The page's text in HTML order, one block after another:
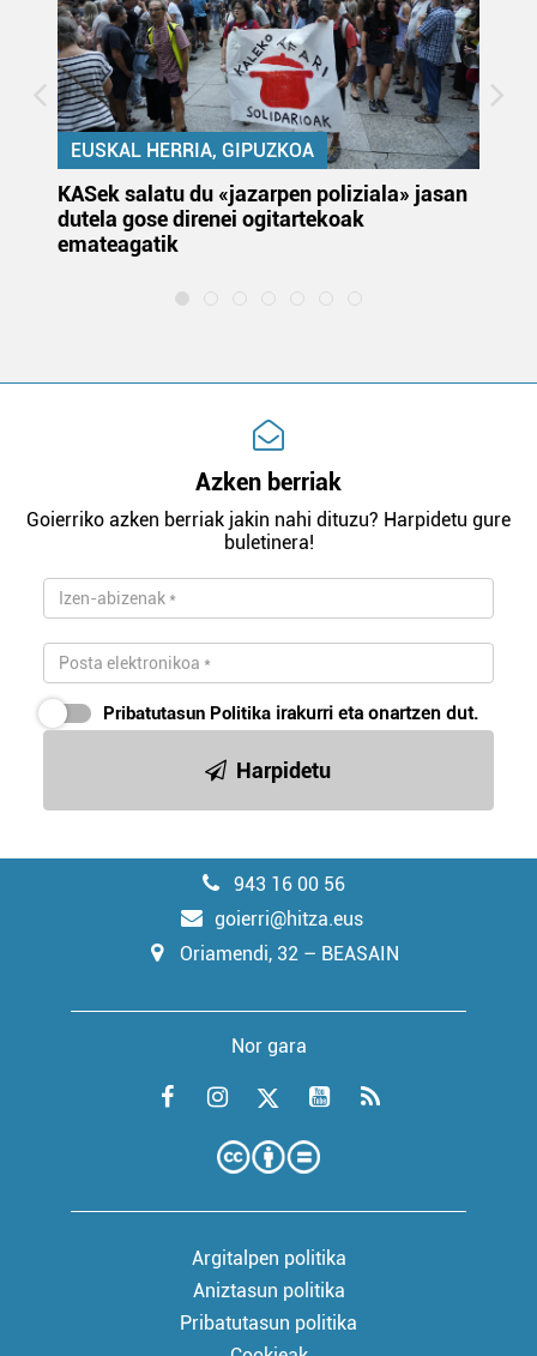
EUSKAL HERRIA, GIPUZKOA
KASek salatu du «jazarpen poliziala» jasan
dutela gose direnei ogitartekoak
emateagatik
Azken berriak
Goierriko azken berriak jakin nahi dituzu? Harpidetu gure
buletinera!
Pribatutasun Politika irakurri eta onartzen dut.
Harpidetu
943 16 00 56
goierri@hitza.eus
Oriamendi, 32 – BEASAIN
Nor gara
Argitalpen politika
Aniztasun politika
Pribatutasun politika